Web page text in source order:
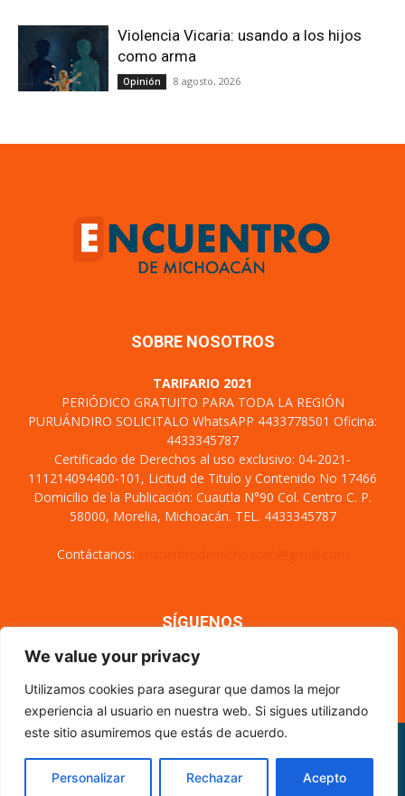
We value your privacy
Utilizamos cookies para asegurar que damos la mejor
experiencia al usuario en nuestra web. Si sigues utilizando
este sitio asumiremos que estás de acuerdo.
Personalizar Rechazar Acepto
Violencia Vicaria: usando a los hijos
como arma
Opinión 8 agosto, 2026
SOBRE NOSOTROS
TARIFARIO 2021
PERIÓDICO GRATUITO PARA TODA LA REGIÓN
PURUÁNDIRO SOLICITALO WhatsAPP 4433778501 Oficina:
4433345787
Certificado de Derechos al uso exclusivo: 04-2021-
111214094400-101, Licitud de Titulo y Contenido No 17466
Domicilio de la Publicación: Cuautla N°90 Col. Centro C. P.
58000, Morelia, Michoacán. TEL. 4433345787
Contáctanos:
SÍGUENOS
Nosotros
CÓDIGO DE ÉTICA PERIODÍSTICA
XML Sitemap